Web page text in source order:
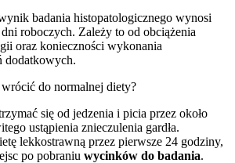
badania histopatologicznego wynosi
roboczych. Zależy to od obciążenia
oraz konieczności wykonania
dodatkowych.
do normalnej diety?
się od jedzenia i picia przez około
ustąpienia znieczulenia gardła.
lekkostrawną przez pierwsze 24 godziny,
po pobraniu wycinków do badania.